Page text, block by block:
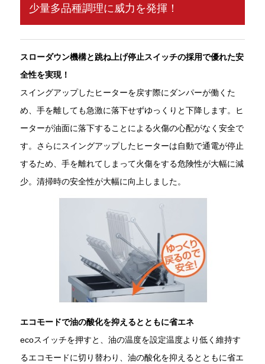
少量多品種調理に威力を発揮！
スローダウン機構と跳ね上げ停止スイッチの採用で優れた安
全性を実現！
スイングアップしたヒーターを戻す際にダンパーが働くた
め、手を離しても急激に落下せずゆっくりと下降します。ヒ
ーターが油面に落下することによる火傷の心配がなく安全で
す。さらにスイングアップしたヒーターは自動で通電が停止
するため、手を離れてしまって火傷をする危険性が大幅に減
少。清掃時の安全性が大幅に向上しました。
エコモードで油の酸化を抑えるとともに省エネ
ecoスイッチを押すと、油の温度を設定温度より低く維持す
るエコモードに切り替わり、油の酸化を抑えるとともに省エ